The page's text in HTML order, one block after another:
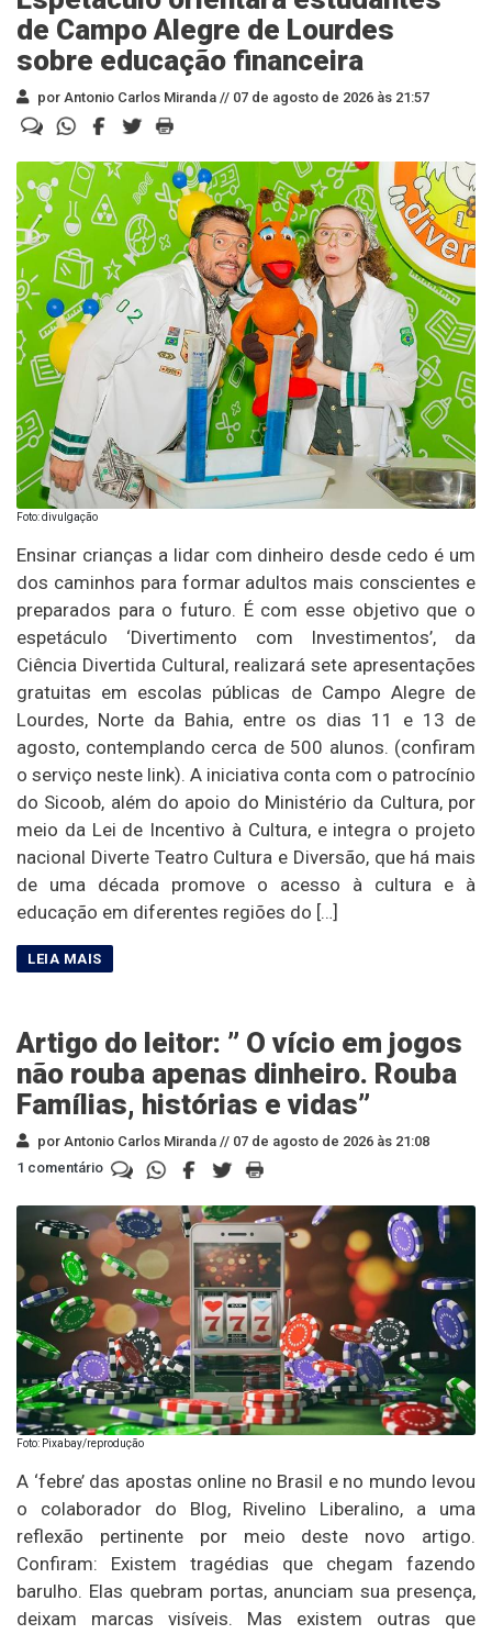
de Campo Alegre de Lourdes
sobre educação financeira
por Antonio Carlos Miranda // 07 de agosto de 2026 às 21:57
Foto: divulgação
Ensinar crianças a lidar com dinheiro desde cedo é um
dos caminhos para formar adultos mais conscientes e
preparados para o futuro. É com esse objetivo que o
espetáculo ‘Divertimento com Investimentos’, da
Ciência Divertida Cultural, realizará sete apresentações
gratuitas em escolas públicas de Campo Alegre de
Lourdes, Norte da Bahia, entre os dias 11 e 13 de
agosto, contemplando cerca de 500 alunos. (confiram
o serviço neste link). A iniciativa conta com o patrocínio
do Sicoob, além do apoio do Ministério da Cultura, por
meio da Lei de Incentivo à Cultura, e integra o projeto
nacional Diverte Teatro Cultura e Diversão, que há mais
de uma década promove o acesso à cultura e à
educação em diferentes regiões do […]
Artigo do leitor: ” O vício em jogos
não rouba apenas dinheiro. Rouba
Famílias, histórias e vidas”
por Antonio Carlos Miranda // 07 de agosto de 2026 às 21:08
1 comentário
Foto: Pixabay/reprodução
A ‘febre’ das apostas online no Brasil e no mundo levou
o colaborador do Blog, Rivelino Liberalino, a uma
reflexão pertinente por meio deste novo artigo.
Confiram: Existem tragédias que chegam fazendo
barulho. Elas quebram portas, anunciam sua presença,
deixam marcas visíveis. Mas existem outras que